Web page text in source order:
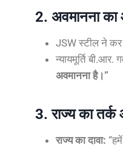
2. अवमानना
JSW स्टील ने कर
न्यायमूर्ति
अवमानना है।”
3. राज्य का तर्क
राज्य का दावा: